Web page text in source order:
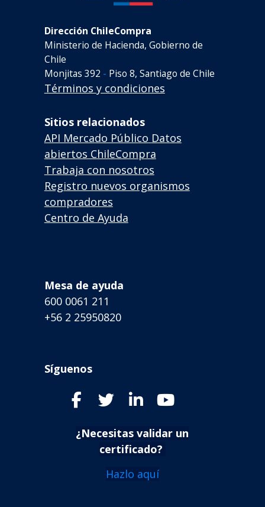
Dirección ChileCompra
Ministerio de Hacienda, Gobierno de
Chile
Monjitas 392 - Piso 8, Santiago de Chile
Términos y condiciones
Sitios relacionados
API Mercado Público Datos
abiertos ChileCompra
Trabaja con nosotros
Registro nuevos organismos
compradores
Centro de Ayuda
Mesa de ayuda
600 0061 211
+56 2 25950820
Síguenos
¿Necesitas validar un
certificado?
Hazlo aquí